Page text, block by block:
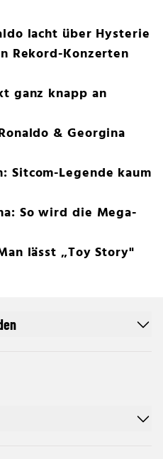
lacht über Hysterie
Rekord-Konzerten
ganz knapp an
& Georgina
Sitcom-Legende kaum
So wird die Mega-
lässt „Toy Story"